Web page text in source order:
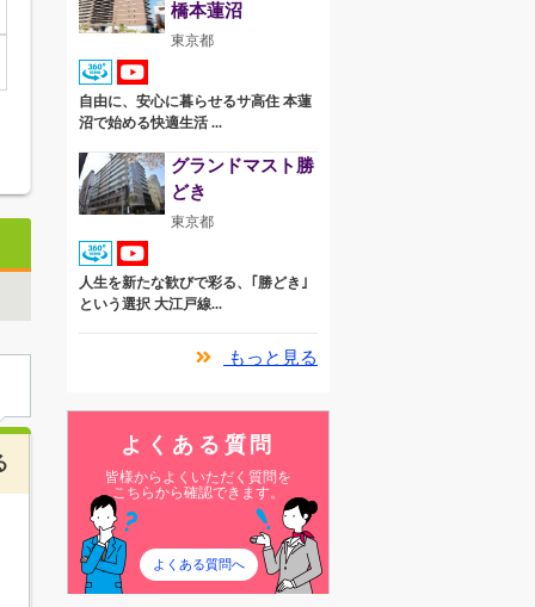
橋本蓮沼
東京都
自由に、安心に暮らせるサ高住 本蓮
沼で始める快適生活 ...
グランドマスト勝
どき
東京都
人生を新たな歓びで彩る、｢勝どき｣
という選択 大江戸線...
もっと見る
よくある質問
皆様からよくいただく質問を
こちらから確認できます。
よくある質問へ